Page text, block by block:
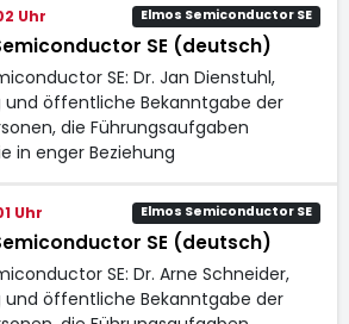
Uhr Elmos Semiconductor SE
SE (deutsch)
SE: Dr. Jan Dienstuhl,
und öffentliche Bekanntgabe der
die Führungsaufgaben
in enger Beziehung
Uhr Elmos Semiconductor SE
SE (deutsch)
SE: Dr. Arne Schneider,
und öffentliche Bekanntgabe der